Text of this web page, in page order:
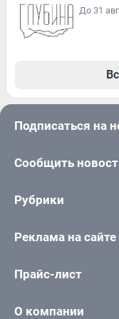
До 31
Подписаться на
Сообщить
Рубрики
Реклама на сайте
Прайс-лист
О компании